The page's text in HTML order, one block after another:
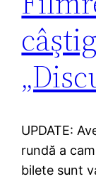
UPDATE:
rundă a
bilete sunt